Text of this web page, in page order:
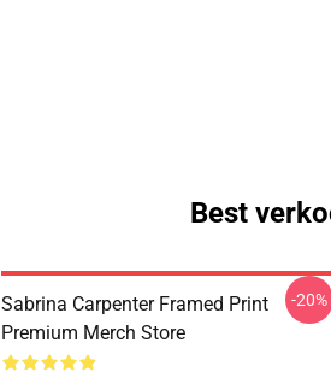
Best
Sabrina Carpenter Framed Print
Premium Merch Store
-20%